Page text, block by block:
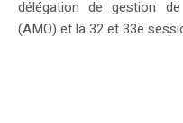
délégation de gestion de
(AMO) et la 32 et 33e